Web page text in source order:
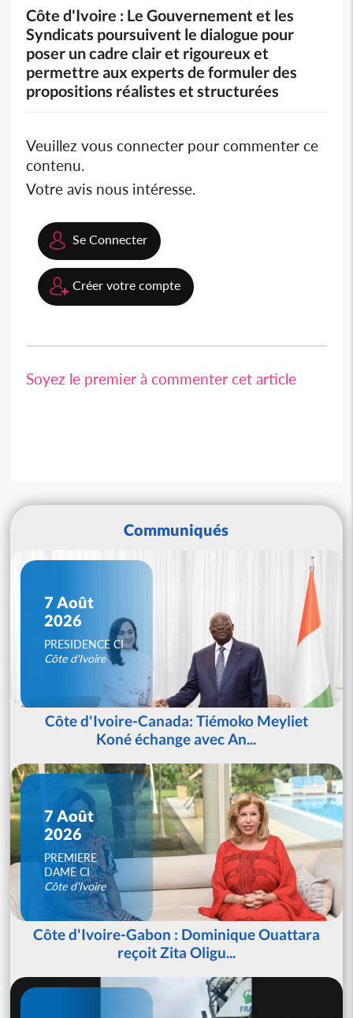
Côte d'Ivoire : Le Gouvernement et les
Syndicats poursuivent le dialogue pour
poser un cadre clair et rigoureux et
permettre aux experts de formuler des
propositions réalistes et structurées
Veuillez vous connecter pour commenter ce
contenu.
Votre avis nous intéresse.
Se Connecter
Créer votre compte
Soyez le premier à commenter cet article
Communiqués
7 Août
2026
PRESIDENCE CI
Côte d'Ivoire
Côte d'Ivoire-Canada: Tiémoko Meyliet
Koné échange avec An...
7 Août
2026
PREMIERE
DAME CI
Côte d'Ivoire
Côte d'Ivoire-Gabon : Dominique Ouattara
reçoit Zita Oligu...